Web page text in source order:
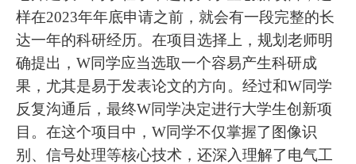
样在2023年年底申请之前，就会有一段完整的长
达一年的科研经历。在项目选择上，规划老师明
确提出，W同学应当选取一个容易产生科研成
果，尤其是易于发表论文的方向。经过和W同学
反复沟通后，最终W同学决定进行大学生创新项
目。在这个项目中，W同学不仅掌握了图像识
别、信号处理等核心技术，还深入理解了电气工